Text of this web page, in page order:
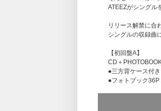
ATEEZがシングル
リリース解禁に合
シングルの収録曲
【初回盤A】
CD＋PHOTOBOOK
●三方背ケース付き
●フォトブック36P